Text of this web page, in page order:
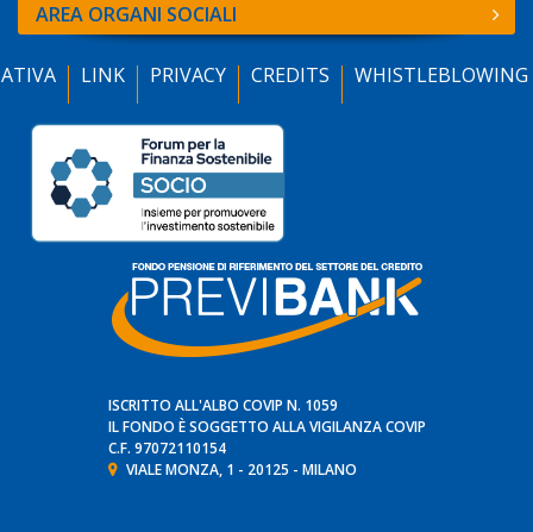
ISCRITTO ALL'ALBO COVIP N. 1059
IL FONDO È SOGGETTO ALLA VIGILANZACOVIP
C.F. 97072110154
VIALE MONZA, 1 - 20125 - MILANO
AREA ORGANI SOCIALI
LINK PRIVACY CREDITS WHISTLEBLOWING